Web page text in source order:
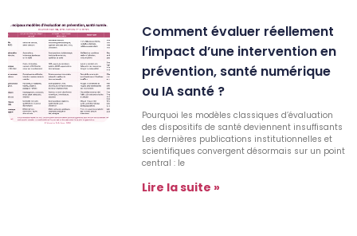
Comment évaluer réellement
l’impact d’une intervention en
prévention, santé numérique
ou IA santé ?
Pourquoi les modèles classiques d’évaluation
des dispositifs de santé deviennent insuffisants
Les dernières publications institutionnelles et
scientifiques convergent désormais sur un point
central : le
Lire la suite »